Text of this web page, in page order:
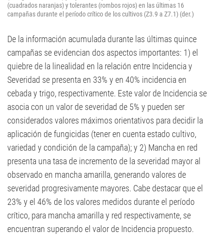
(cuadrados naranjas) y tolerantes (rombos rojos) en las últimas 16
campañas durante el período crítico de los cultivos (Z3.9 a Z7.1) (der.)
De la información acumulada durante las últimas quince
campañas se evidencian dos aspectos importantes: 1) el
quiebre de la linealidad en la relación entre Incidencia y
Severidad se presenta en 33% y en 40% incidencia en
cebada y trigo, respectivamente. Este valor de Incidencia se
asocia con un valor de severidad de 5% y pueden ser
considerados valores máximos orientativos para decidir la
aplicación de fungicidas (tener en cuenta estado cultivo,
variedad y condición de la campaña); y 2) Mancha en red
presenta una tasa de incremento de la severidad mayor al
observado en mancha amarilla, generando valores de
severidad progresivamente mayores. Cabe destacar que el
23% y el 46% de los valores medidos durante el período
crítico, para mancha amarilla y red respectivamente, se
encuentran superando el valor de Incidencia propuesto.